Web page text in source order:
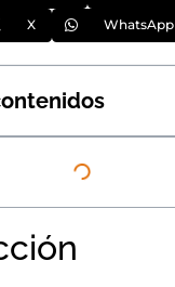
X WhatsApp